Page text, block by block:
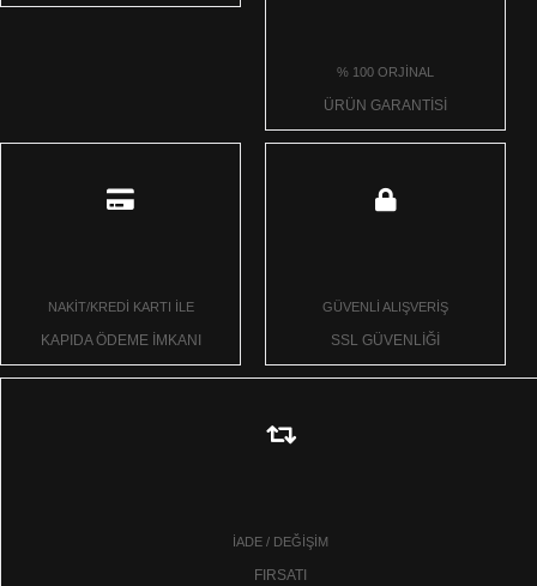
% 100 ORJİNAL
ÜRÜN GARANTİSİ
NAKİT/KREDİ KARTI İLE
KAPIDA ÖDEME İMKANI
GÜVENLİ ALIŞVERİŞ
SSL GÜVENLİĞİ
İADE / DEĞİŞİM
FIRSATI